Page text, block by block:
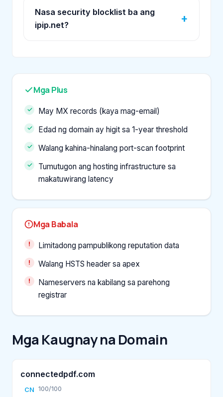
Nasa security blocklist ba ang
ipip.net?
Mga Plus
May MX records (kaya mag-email)
Edad ng domain ay higit sa 1-year threshold
Walang kahina-hinalang port-scan footprint
Tumutugon ang hosting infrastructure sa
makatuwirang latency
Mga Babala
Limitadong pampublikong reputation data
Walang HSTS header sa apex
Nameservers na kabilang sa parehong
registrar
Mga Kaugnay na Domain
connectedpdf.com
CN 100/100